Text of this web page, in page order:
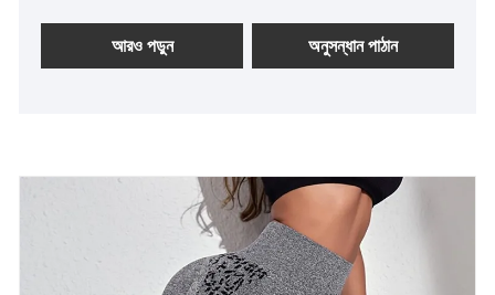
আসাকে স্বাগত জানাই, নির্দেশিকা এবং ব্যবসায়িক আলোচনা। ZhuoGu
পোশাক কোং, লিমিটেড বহু বছর ধরে বিজোড় পোশাকে বিশেষায়িত হয়েছে।
আরও পড়ুন অনুসন্ধান পাঠান